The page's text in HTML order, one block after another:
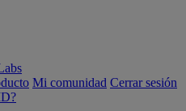
Mi comunidad Cerrar sesión